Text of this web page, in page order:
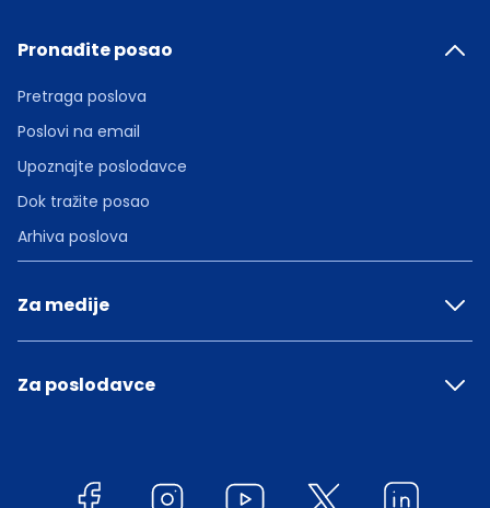
Pronađite posao
Pretraga poslova
Poslovi na email
Upoznajte poslodavce
Dok tražite posao
Arhiva poslova
Za medije
Za poslodavce